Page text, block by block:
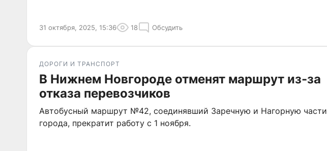
31 октября, 2025, 15:36 18 Обсудить
ДОРОГИ И ТРАНСПОРТ
В Нижнем Новгороде отменят маршрут из-за
отказа перевозчиков
Автобусный маршрут №42, соединявший Заречную и Нагорную части
города, прекратит работу с 1 ноября.